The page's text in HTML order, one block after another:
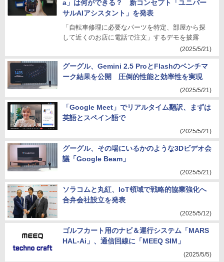
a」は何ができる？ 新コンセプト「ユニバー
サルAIアシスタント」を発表
「自転車修理に必要なパーツを特定、部屋から探
して近くのお店に電話で注文」するデモを披露
(2025/5/21)
グーグル、Gemini 2.5 ProとFlashのベンチマ
ーク結果を公開 圧倒的性能と効率性を実現
(2025/5/21)
「Google Meet」でリアルタイム翻訳、まずは
英語とスペイン語で
(2025/5/21)
グーグル、その場にいるかのような3Dビデオ会
議「Google Beam」
(2025/5/21)
ソラコムと丸紅、IoT領域で戦略的協業強化へ
合弁会社設立を発表
(2025/5/12)
ゴルフカート用のナビ＆運行システム「MARS
HAL-Ai」、通信回線に「MEEQ SIM」
(2025/5/5)